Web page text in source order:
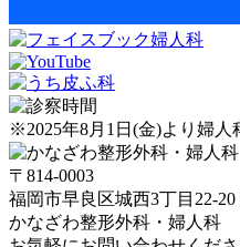
※2025年8月1日(金)より婦
〒814-0003
福岡市早良区城西3丁目22-20
かなざわ整形外科・婦人科